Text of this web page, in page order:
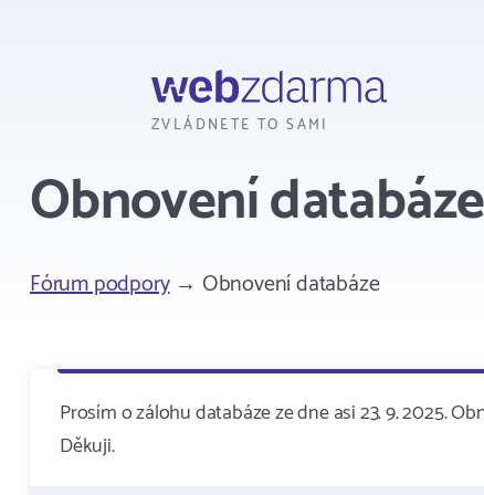
ZVLÁDNETE TO SAMI
Obnovení databáze
Fórum podpory→ Obnovení databáze
Prosím o zálohu databáze ze dne asi 23. 9. 2025.
Děkuji.